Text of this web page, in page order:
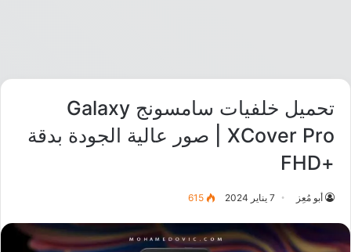
تحميل خلفيات سامسونج Galaxy
XCover Pro | صور عالية الجودة بدقة
+FHD
أبو مُعِز 7 يناير 2024 615